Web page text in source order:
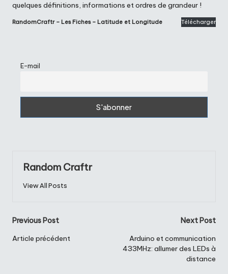
quelques définitions, informations et ordres de grandeur !
RandomCraftr – Les Fiches – Latitude et Longitude Télécharger
E-mail
Random Craftr
View All Posts
Post
navigation
Previous Post
Article précédent
Next Post
Arduino et communication
433MHz: allumer des LEDs à
distance